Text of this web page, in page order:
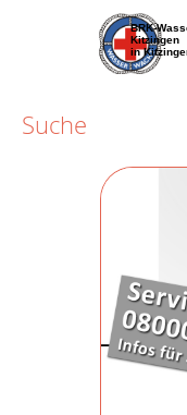
BRK-
Kitzingen
in
Suche